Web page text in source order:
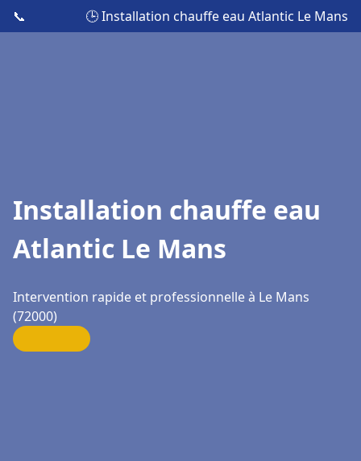
📞 🕒 Installation chauffe eau Atlantic Le Mans
Installation chauffe eau
Atlantic Le Mans
Intervention rapide et professionnelle à Le Mans
(72000)